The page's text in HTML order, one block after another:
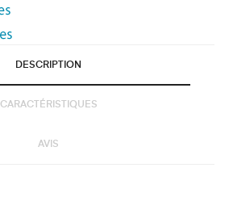
DESCRIPTION
CARACTÉRISTIQUES
AVIS